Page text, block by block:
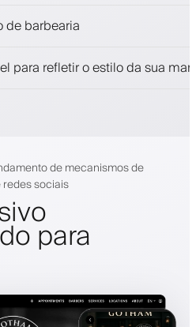
um programa de fidelidade
de barbearia
para refletir o estilo da sua
de mecanismos de
redes sociais
para